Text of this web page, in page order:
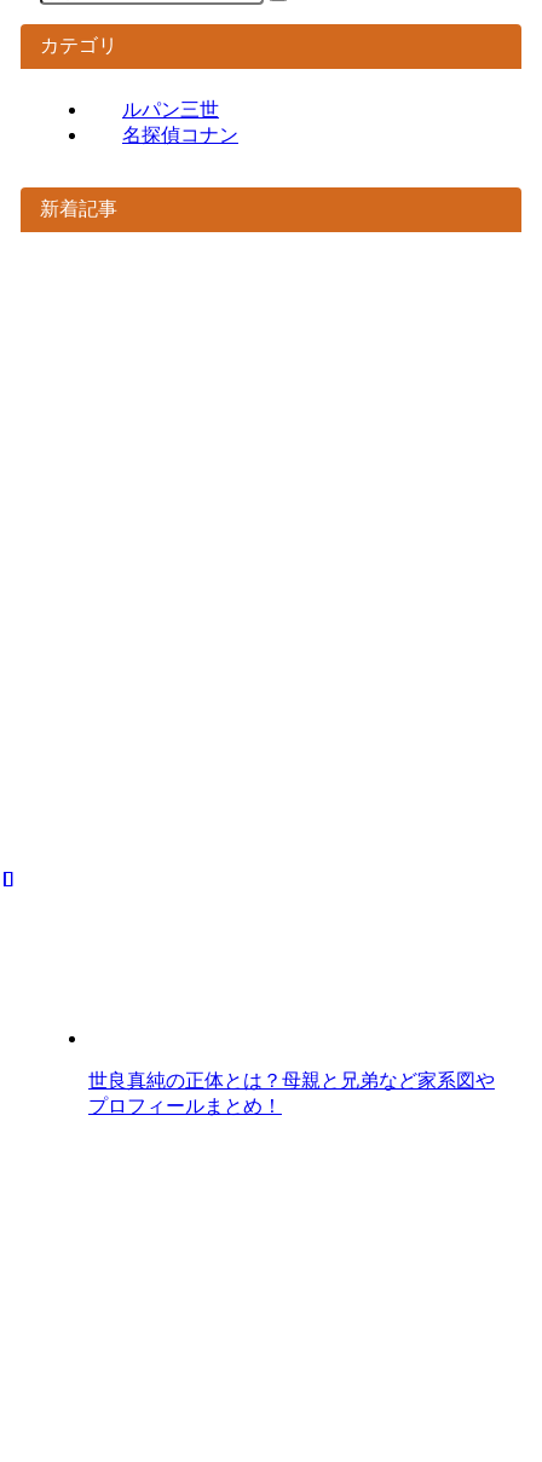
カテゴリ
ルパン三世
名探偵コナン
新着記事
世良真純の正体とは？母親と兄弟など家系図や
プロフィールまとめ！